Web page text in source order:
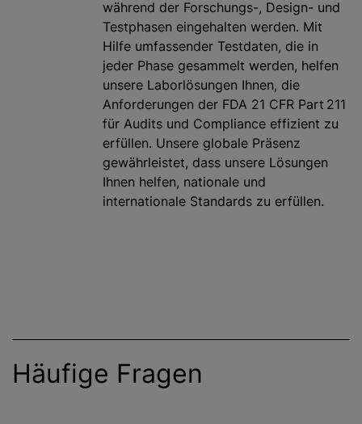
während der Forschungs-, Design- und
Testphasen eingehalten werden. Mit
Hilfe umfassender Testdaten, die in
jeder Phase gesammelt werden, helfen
unsere Laborlösungen Ihnen, die
Anforderungen der FDA 21 CFR Part 211
für Audits und Compliance effizient zu
erfüllen. Unsere globale Präsenz
gewährleistet, dass unsere Lösungen
Ihnen helfen, nationale und
internationale Standards zu erfüllen.
Häufige Fragen